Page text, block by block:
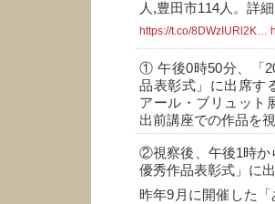
人,豊田市114人。詳細
https://t.co/8DWzIURl2K…
① 午後0時50分、「
品表彰式」に出席す
アール・ブリュット
出前講座での作品を
②視察後、午後1時か
優秀作品表彰式」に出
昨年9月に開催した